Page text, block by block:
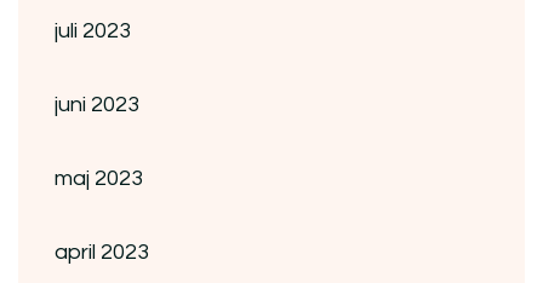
juli 2023
juni 2023
maj 2023
april 2023